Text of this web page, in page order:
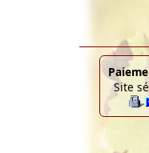
Site